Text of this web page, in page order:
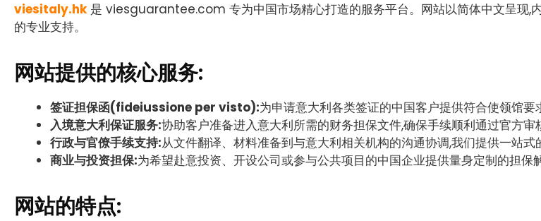
viesitaly.hk是 viesguarantee.com 专为中国市场精心打造的服务平台。网站以简体中文呈现,
的专业支持。
网站提供的核心服务:
签证担保函(fideiussione per visto):为申请意大利各类签证的中国客户提供符合使领馆要
入境意大利保证服务:协助客户准备进入意大利所需的财务担保文件,确保手续顺利通过官方审
行政与官僚手续支持:从文件翻译、材料准备到与意大利相关机构的沟通协调,我们提供一站式
商业与投资担保:为希望赴意投资、开设公司或参与公共项目的中国企业提供量身定制的担保
网站的特点: